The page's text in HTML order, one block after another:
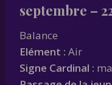
septembre –
Balance
Elément : Air
Signe Cardinal :